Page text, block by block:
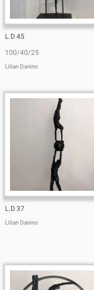
L.D 45
100/40/25
Lilian Danino
L.D 37
Lilian Danino